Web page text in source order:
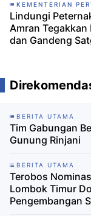
KEMENTERIAN
Lindungi
Amran Tegakkan
dan Gandeng
BERITA UTAMA
Tim Gabungan
Gunung Rinjani
BERITA UTAMA
Terobos
Lombok Timur
Pengembangan